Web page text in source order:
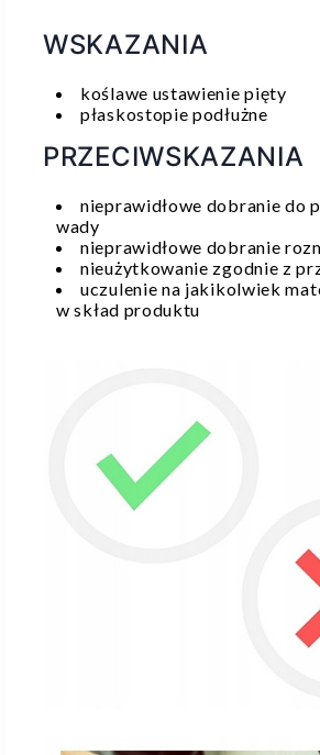
WSKAZANIA
koślawe ustawienie pięty
płaskostopie podłużne
PRZECIWSKAZANIA
nieprawidłowe dobranie do
wady
nieprawidłowe dobranie
nieużytkowanie zgodnie z
uczulenie na jakikolwiek
w skład produktu